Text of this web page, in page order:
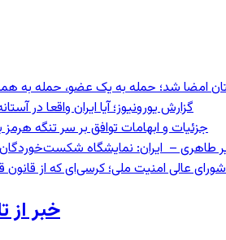
امضا شد؛ حمله به یک عضو، حمله به
گزارش یورونیوز؛ آیا ایران واقعا در
جزئیات و ابهامات توافق بر سر تنگه هرمز
طاهری – ایران: نمایشگاه
عالی امنیت ملی؛ کرسی‌ای که از
خبر از